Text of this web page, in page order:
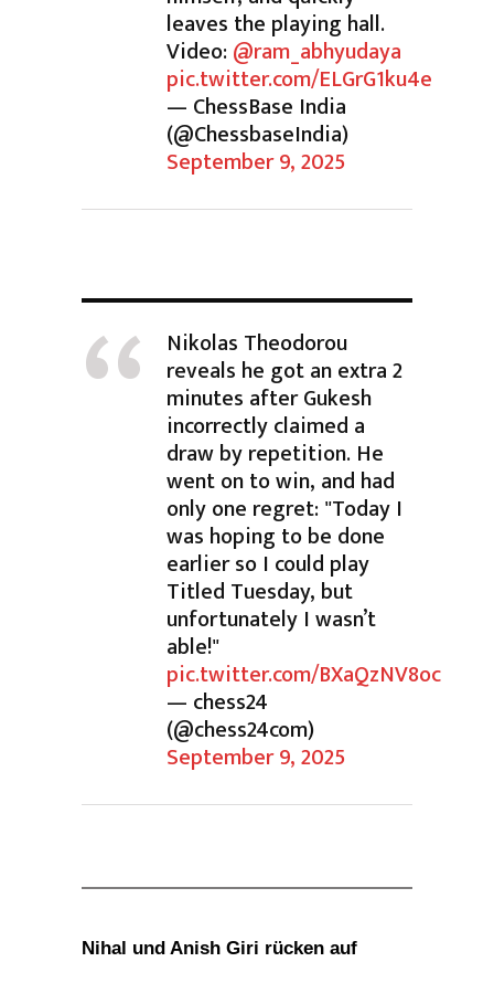
leaves the playing hall.
Video:@ram_abhyudaya
pic.twitter.com/ELGrG1ku4e
— ChessBase India
(@ChessbaseIndia)
September 9, 2025
Nikolas Theodorou
reveals he got an extra 2
minutes after Gukesh
incorrectly claimed a
draw by repetition. He
went on to win, and had
only one regret: "Today I
was hoping to be done
earlier so I could play
Titled Tuesday, but
unfortunately I wasn’t
able!"
pic.twitter.com/BXaQzNV8oc
— chess24
(@chess24com)
September 9, 2025
Nihal und Anish Giri rücken auf